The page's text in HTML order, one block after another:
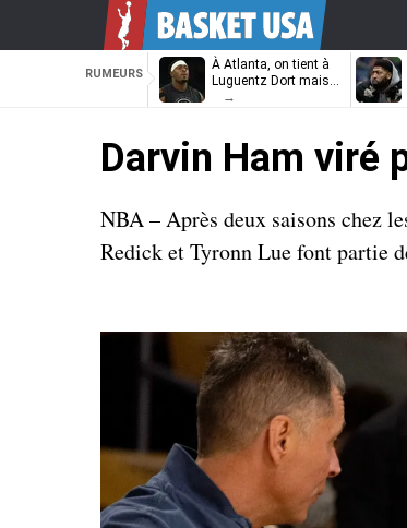
RUMEURS
À Atlanta, on tient à
Luguentz Dort mais…
Darvin Ham viré
NBA – Après deux saisons chez
Redick et Tyronn Lue font partie